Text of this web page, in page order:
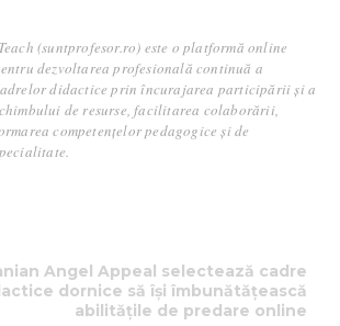
(suntprofesor.ro) este o platformă online
dezvoltarea profesională continuă a
didactice prin încurajarea participării și a
de resurse, facilitarea colaborării,
competențelor pedagogice și de
Angel Appeal selectează cadre
dornice să își îmbunătățească
abilitățile de predare online